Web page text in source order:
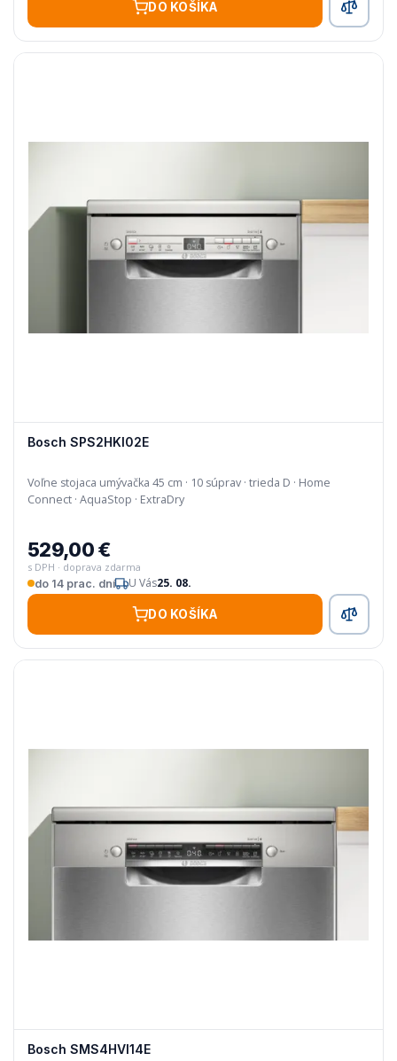
DO KOŠÍKA
Bosch SPS2HKI02E
Voľne stojaca umývačka 45 cm · 10 súprav · trieda D · Home
Connect · AquaStop · ExtraDry
529,00 €
s DPH · doprava zdarma
do 14 prac. dní
U Vás25. 08.
DO KOŠÍKA
Bosch SMS4HVI14E